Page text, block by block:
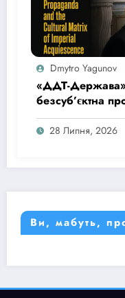
Dmytro Yagunov
«ДДТ-
безсуб’єктна
матриця
28 Липня, 2026
Ви, мабуть,